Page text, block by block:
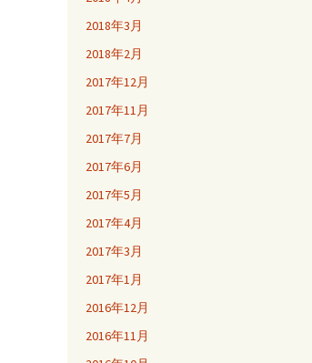
2018年3月
2018年2月
2017年12月
2017年11月
2017年7月
2017年6月
2017年5月
2017年4月
2017年3月
2017年1月
2016年12月
2016年11月